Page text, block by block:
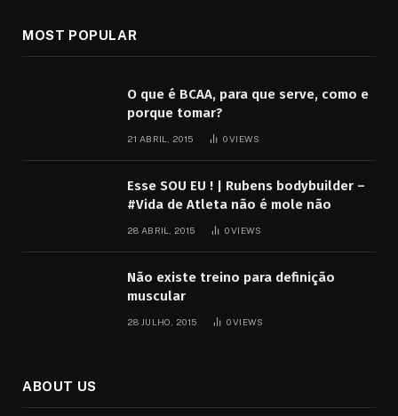
MOST POPULAR
O que é BCAA, para que serve, como e
porque tomar?
21 ABRIL, 2015 0VIEWS
Esse SOU EU ! | Rubens bodybuilder –
#Vida de Atleta não é mole não
28 ABRIL, 2015 0VIEWS
Não existe treino para definição
muscular
28 JULHO, 2015 0VIEWS
ABOUT US